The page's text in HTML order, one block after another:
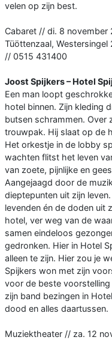
velen op zijn best.
Cabaret // di. 8
Tüöttenzaal,
// 0515 431400
Joost Spijkers – Hotel
Een man loopt
hotel binnen. Zijn kleding
butsen schrammen. Over
trouwpak. Hij slaat op de
Het orkestje in de lobby
wachten flitst het leven
van zoete, pijnlijke en
Aangejaagd door de
dieptepunten uit zijn
levenden én de doden uit
hotel, ver weg van de
samen eindeloos
gedronken. Hier in Hotel
alleen te zijn. Hier zou je
Spijkers won met zijn
voor de beste
zijn band bezingen in
dood en alles daartussen.
Muziektheater // za. 12